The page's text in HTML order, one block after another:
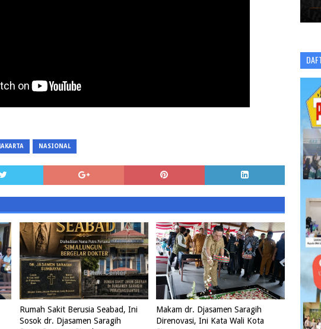
JAKARTA NASIONAL
Rumah Sakit Berusia Seabad, Ini
Sosok dr. Djasamen Saragih
Makam dr. Djasamen Saragih
Direnovasi, Ini Kata Wali Kota